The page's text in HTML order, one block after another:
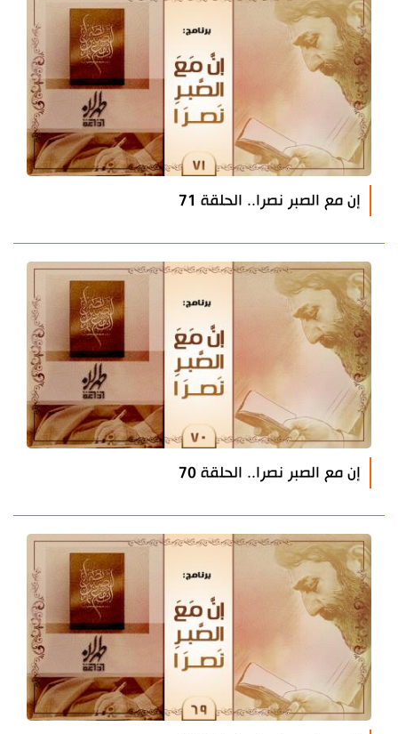
إن مع الصبر نصرا.. الحلقة 71
إن مع الصبر نصرا.. الحلقة 70